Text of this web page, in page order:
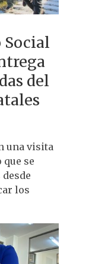
del
una visita
se
los